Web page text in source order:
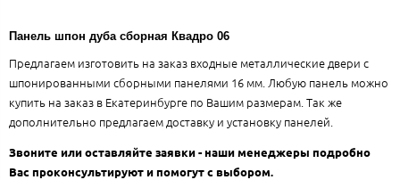
Панель шпон дуба сборная Квадро 06
Предлагаем изготовить на заказ входные металлические двери с
шпонированными сборными панелями 16 мм. Любую панель можно
купить на заказ в Екатеринбурге по Вашим размерам. Так же
дополнительно предлагаем доставку и установку панелей.
Звоните или оставляйте заявки - наши менеджеры подробно
Вас проконсультируют и помогут с выбором.